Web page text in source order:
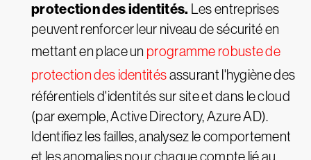
protection des identités. Les entreprises
peuvent renforcer leur niveau de sécurité en
mettant en place un programme robuste de
protection des identitésassurant l'hygiène des
référentiels d'identités sur site et dans le cloud
(par exemple, Active Directory, Azure AD).
Identifiez les failles, analysez le comportement
et les anomalies pour chaque compte lié au